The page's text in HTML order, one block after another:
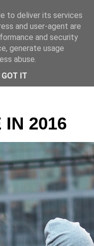
IN 2016
to deliver its services
and user-agent are
and security
generate usage
abuse.
GOT IT